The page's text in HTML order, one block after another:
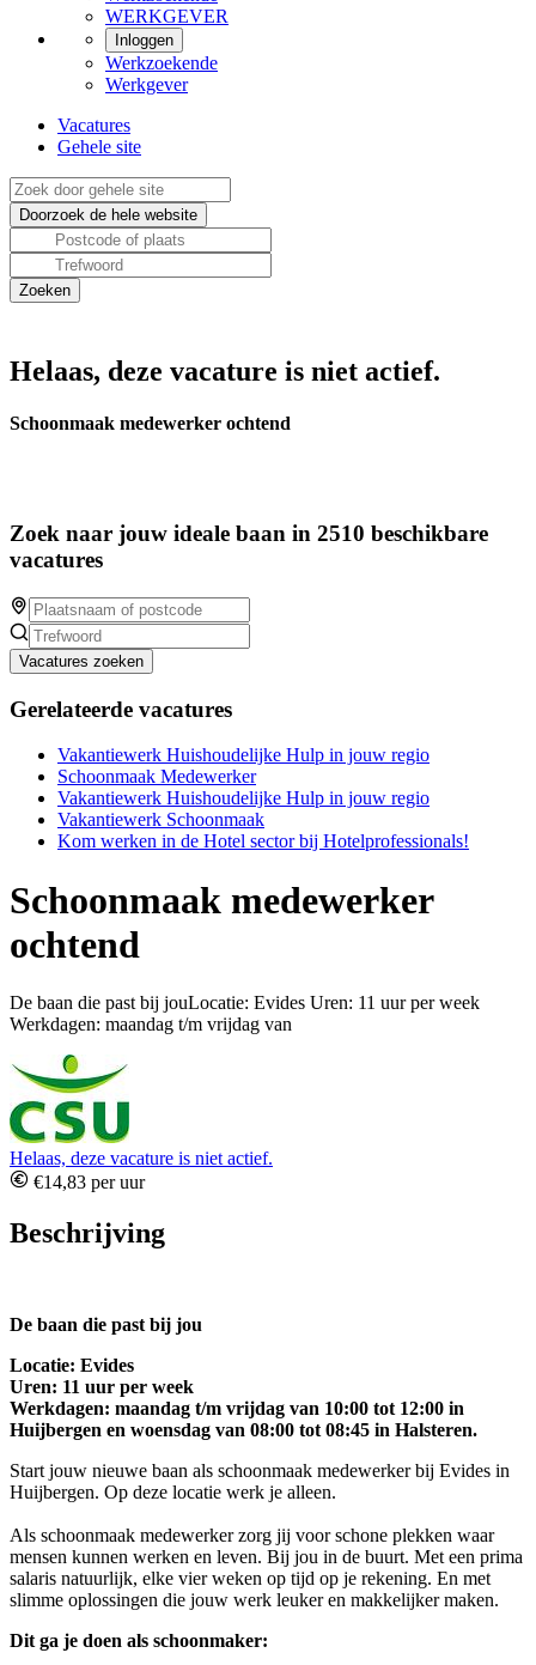
WERKGEVER
Inloggen
Werkzoekende
Werkgever
Vacatures
Gehele site
Helaas, deze vacature is niet actief.
Schoonmaak medewerker ochtend
Zoek naar jouw ideale baan in 2510 beschikbare
vacatures
Vacatures zoeken
Gerelateerde vacatures
Vakantiewerk Huishoudelijke Hulp in jouw regio
Schoonmaak Medewerker
Vakantiewerk Huishoudelijke Hulp in jouw regio
Vakantiewerk Schoonmaak
Kom werken in de Hotel sector bij Hotelprofessionals!
Schoonmaak medewerker
ochtend
De baan die past bij jouLocatie: Evides Uren: 11 uur per week
Werkdagen: maandag t/m vrijdag van
Helaas, deze vacature is niet actief.
€14,83 per uur
Beschrijving
De baan die past bij jou
Locatie: Evides
Uren: 11 uur per week
Werkdagen: maandag t/m vrijdag van 10:00 tot 12:00 in
Huijbergen en woensdag van 08:00 tot 08:45 in Halsteren.
Start jouw nieuwe baan als schoonmaak medewerker bij Evides in
Huijbergen. Op deze locatie werk je alleen.
Als schoonmaak medewerker zorg jij voor schone plekken waar
mensen kunnen werken en leven. Bij jou in de buurt. Met een prima
salaris natuurlijk, elke vier weken op tijd op je rekening. En met
slimme oplossingen die jouw werk leuker en makkelijker maken.
Dit ga je doen als schoonmaker: